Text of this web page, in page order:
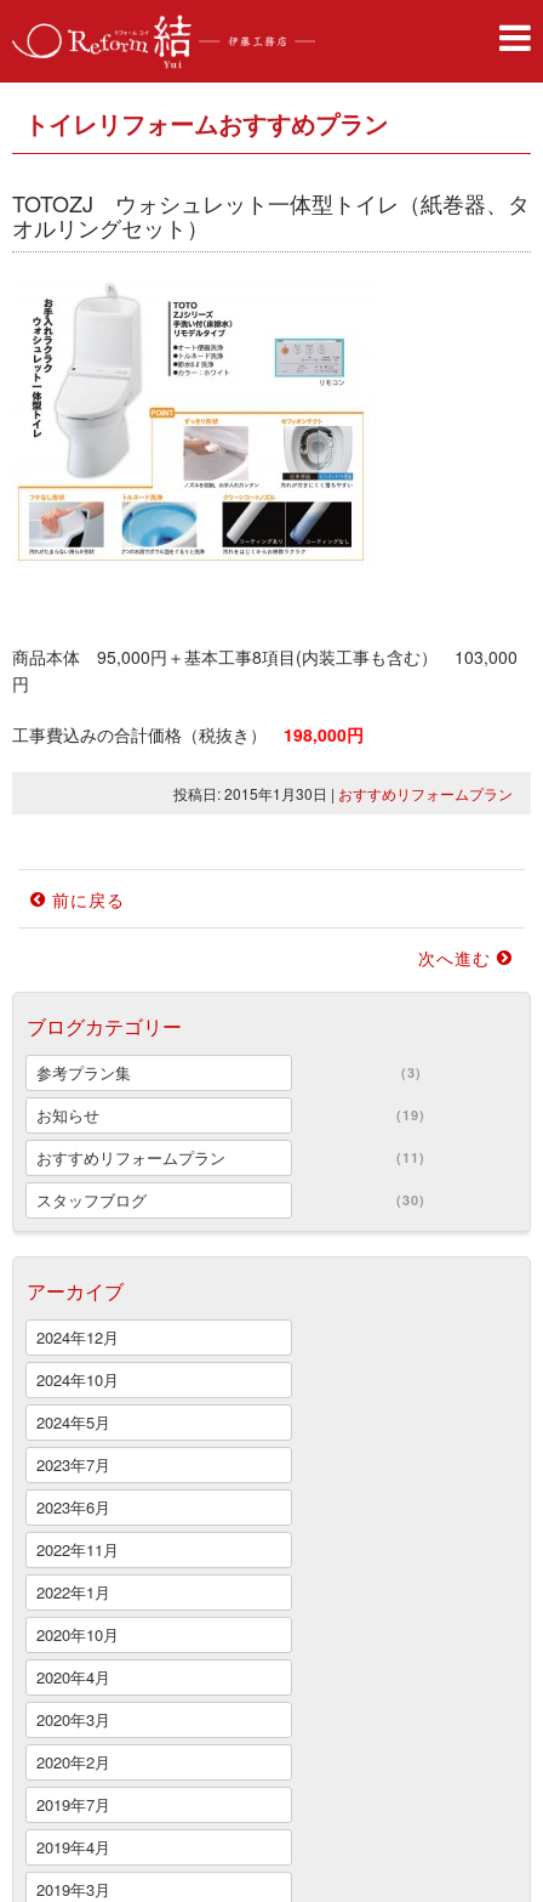
トイレリフォームおすすめプラン
TOTOZJ ウォシュレット一体型トイレ（紙巻器、タ
オルリングセット）
商品本体 95,000円＋基本工事8項目(内装工事も含む） 103,000
円
工事費込みの合計価格（税抜き） 198,000円
投稿日: 2015年1月30日 | おすすめリフォームプラン
前に戻る
次へ進む
ブログカテゴリー
参考プラン集 (3)
お知らせ (19)
おすすめリフォームプラン (11)
スタッフブログ (30)
アーカイブ
2024年12月
2024年10月
2024年5月
2023年7月
2023年6月
2022年11月
2022年1月
2020年10月
2020年4月
2020年3月
2020年2月
2019年7月
2019年4月
2019年3月